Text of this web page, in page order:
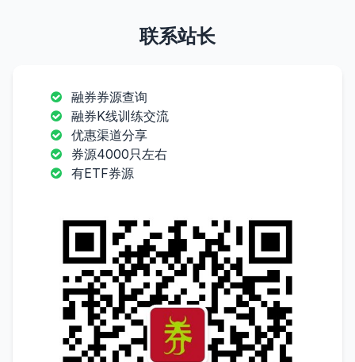
联系站长
融券券源查询
融券K线训练交流
优惠渠道分享
券源4000只左右
有ETF券源